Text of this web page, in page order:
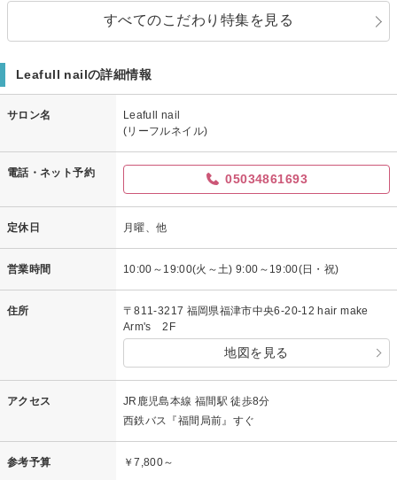
すべてのこだわり特集を見る
Leafull nailの詳細情報
サロン名
Leafull nail
(リーフルネイル)
電話・ネット予約 05034861693
定休日 月曜、他
営業時間 10:00～19:00(火～土) 9:00～19:00(日・祝)
住所
〒811-3217 福岡県福津市中央6-20-12 hair make
Arm's 2F
地図を見る
アクセス
JR鹿児島本線 福間駅 徒歩8分
西鉄バス『福間局前』すぐ
参考予算 ￥7,800～